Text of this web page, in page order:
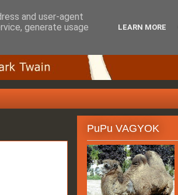
PuPu VAGYOK
and user-agent
generate usage
LEARN MORE